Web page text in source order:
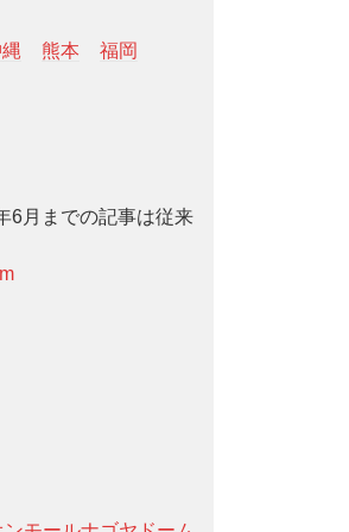
熊本
福岡
6月までの記事は従来